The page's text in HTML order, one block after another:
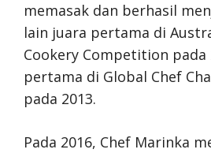
memasak dan berhasil
lain juara pertama di
Cookery Competition pada
pertama di Global Chef
pada 2013.
Pada 2016, Chef Marinka